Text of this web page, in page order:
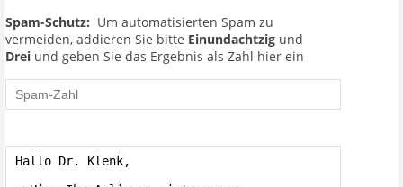
Spam-Schutz: Um automatisierten Spam zu
vermeiden, addieren Sie bitte Einundachtzig und
Drei und geben Sie das Ergebnis als Zahl hier ein